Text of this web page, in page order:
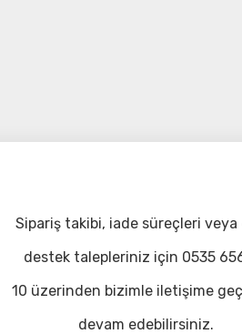
Sipariş takibi, iade süreçleri veya
destek talepleriniz için 0535
10 üzerinden bizimle iletişime
devam edebilirsiniz.